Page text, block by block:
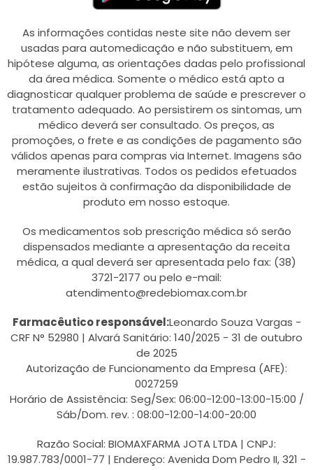
As informações contidas neste site não devem ser
usadas para automedicação e não substituem, em
hipótese alguma, as orientações dadas pelo profissional
da área médica. Somente o médico está apto a
diagnosticar qualquer problema de saúde e prescrever o
tratamento adequado. Ao persistirem os sintomas, um
médico deverá ser consultado. Os preços, as
promoções, o frete e as condições de pagamento são
válidos apenas para compras via Internet. Imagens são
meramente ilustrativas. Todos os pedidos efetuados
estão sujeitos à confirmação da disponibilidade de
produto em nosso estoque.
Os medicamentos sob prescrição médica só serão
dispensados mediante a apresentação da receita
médica, a qual deverá ser apresentada pelo fax: (38)
3721-2177 ou pelo e-mail:
atendimento@redebiomax.com.br
Farmacêutico responsável:Leonardo Souza Vargas -
CRF N° 52980 | Alvará Sanitário: 140/2025 - 31 de outubro
de 2025
Autorização de Funcionamento da Empresa (AFE):
0027259
Horário de Assistência: Seg/Sex: 06:00-12:00-13:00-15:00 /
Sáb/Dom. rev. : 08:00-12:00-14:00-20:00
Razão Social: BIOMAXFARMA JOTA LTDA | CNPJ:
19.987.783/0001-77 | Endereço: Avenida Dom Pedro II, 321 -